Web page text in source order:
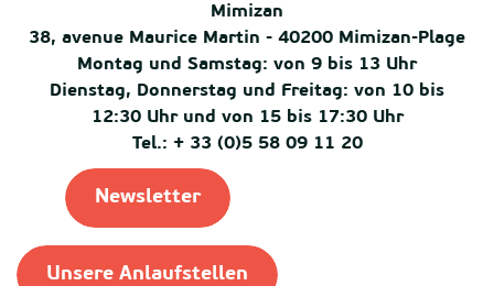
Mimizan
38, avenue Maurice Martin - 40200 Mimizan-Plage
Montag und Samstag: von 9 bis 13 Uhr
Dienstag, Donnerstag und Freitag: von 10 bis
12:30 Uhr und von 15 bis 17:30 Uhr
Tel.: + 33 (0)5 58 09 11 20
Newsletter
Unsere Anlaufstellen